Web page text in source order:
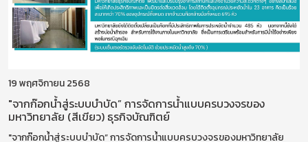
19 พฤศจิกายน 2568
"จากก๊อกน้ำสู่ระบบบำบัด” การจัดการน้ำแบบครบวงจรของ
มหาวิทยาลัย (สีเขียว) ธุรกิจบัณฑิตย์
"จากก๊อกน้ำสู่ระบบบำบัด” การจัดการน้ำแบบครบวงจรของมหาวิทยาลัย